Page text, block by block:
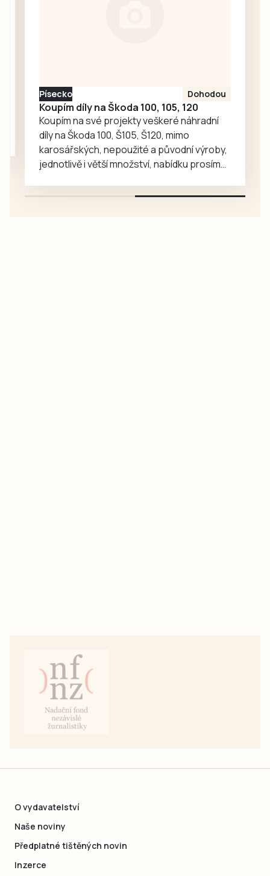
Písecko Dohodou
Koupím díly na Škoda 100, 105, 120
Koupím na své projekty veškeré náhradní
díly na Škoda 100, Š105, Š120, mimo
karosářských, nepoužité a původní výroby,
jednotlivě i větší množství, nabídku prosím
O vydavatelství
Naše noviny
Předplatné tištěných novin
Inzerce